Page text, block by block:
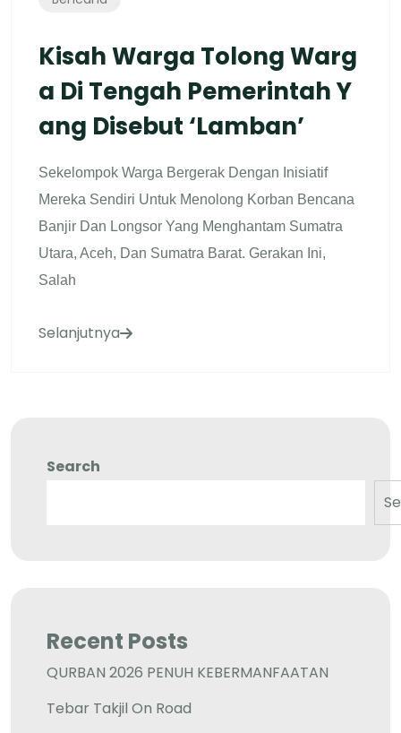
Kisah Warga Tolong Warg
A Di Tengah Pemerintah Y
Ang Disebut ‘lamban’
Sekelompok Warga Bergerak Dengan Inisiatif
Mereka Sendiri Untuk Menolong Korban Bencana
Banjir Dan Longsor Yang Menghantam Sumatra
Utara, Aceh, Dan Sumatra Barat. Gerakan Ini,
Salah
Selanjutnya
Search
Recent Posts
QURBAN 2026 PENUH KEBERMANFAATAN
Tebar Takjil On Road